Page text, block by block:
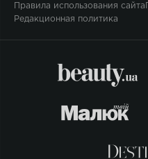
Правила использования сайта
Редакционная политика